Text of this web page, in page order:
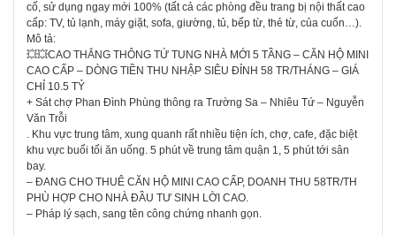
cố, sử dụng ngay mới 100% (tất cả các phòng đều trang bị nội thất cao
cấp: TV, tủ lạnh, máy giặt, sofa, giường, tủ, bếp từ, thẻ từ, của cuốn…).
Mô tả:
💥💥CAO THẮNG THÔNG TỨ TUNG NHÀ MỚI 5 TẦNG – CĂN HỘ MINI
CAO CẤP – DÒNG TIỀN THU NHẬP SIÊU ĐỈNH 58 TR/THÁNG – GIÁ
CHỈ 10.5 TỶ
+ Sát chợ Phan Đình Phùng thông ra Trường Sa – Nhiêu Tứ – Nguyễn
Văn Trỗi
. Khu vực trung tâm, xung quanh rất nhiều tiện ích, chợ, cafe, đặc biệt
khu vực buổi tối ăn uống. 5 phút về trung tâm quận 1, 5 phút tới sân
bay.
– ĐANG CHO THUÊ CĂN HỘ MINI CAO CẤP, DOANH THU 58TR/TH
PHÙ HỢP CHO NHÀ ĐẦU TƯ SINH LỜI CAO.
– Pháp lý sạch, sang tên công chứng nhanh gọn.